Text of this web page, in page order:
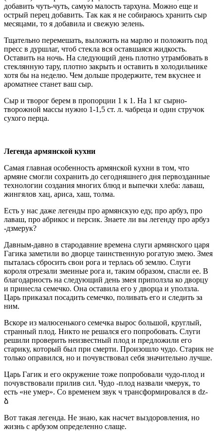
добавить чуть-чуть, самую малость тархуна. Можно еще и
острый перец добавить. Так как я не собираюсь хранить сыр
месяцами, то я добавила и свежую зелень.
Тщательно перемешать, выложить на марлю и положить под
пресс в дуршлаг, чтоб стекла вся оставшаяся жидкость.
Оставить на ночь. На следующий день плотно утрамбовать в
стеклянную тару, плотно закрыть и оставить в холодильнике
хотя бы на неделю. Чем дольше продержите, тем вкуснее и
ароматнее станет ваш сыр.
Сыр и творог берем в пропорции 1 к 1. На 1 кг сырно-
творожной массы нужно 1-1,5 ст. л. чабреца и один стручок
сухого перца.
Легенда армянской кухни
Самая главная особенность армянской кухни в том, что
армяне смогли сохранить до сегодняшнего дня первозданные
технологии создания многих блюд и выпечки хлеба: лаваш,
жингялов хац, ариса, хаш, толма.
Есть у нас даже легенды про армянскую еду, про арбуз, про
лаваш, про абрикос и персик. Знаете ли вы легенду про арбуз
-дзмерук?
Давным-давно в стародавние времена слуги армянского царя
Гагика заметили во дворце таинственную рогатую змею. Змея
пыталась сбросить свои рога и терлась об землю. Слуги
короля отрезали змеиные рога и, таким образом, спасли ее. В
благодарность на следующий день змея приползла ко дворцу
и принесла семечко. Она оставила его у дворца и уползла.
Царь приказал посадить семечко, поливать его и следить за
ним.
Вскоре из малюсенького семечка вырос большой, круглый,
странный плод. Никто не решался его попробовать. Слуги
решили проверить неизвестный плод и предложили его
старику, который был при смерти. Произошло чудо. Старик не
только оправился, но и почувствовал себя значительно лучше.
Царь Гагик и его окружение тоже попробовали чудо-плод и
почувствовали прилив сил. Чудо -плод назвали чмерук, то
есть «не умер». Со временем звук ч трансформировался в dz-
ձ
Вот такая легенда. Не знаю, как насчет выздоровления, но
жизнь с арбузом определенно слаще.